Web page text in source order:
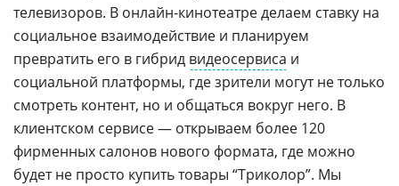
телевизоров. В онлайн-кинотеатре делаем ставку на
социальное взаимодействие и планируем
превратить его в гибрид видеосервиса и
социальной платформы, где зрители могут не только
смотреть контент, но и общаться вокруг него. В
клиентском сервисе — открываем более 120
фирменных салонов нового формата, где можно
будет не просто купить товары “Триколор”. Мы